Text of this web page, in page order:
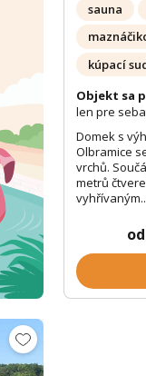
sauna
kúpací
Objekt sa
len pre seba
Domek s
Olbramice
vrchů.
metrů